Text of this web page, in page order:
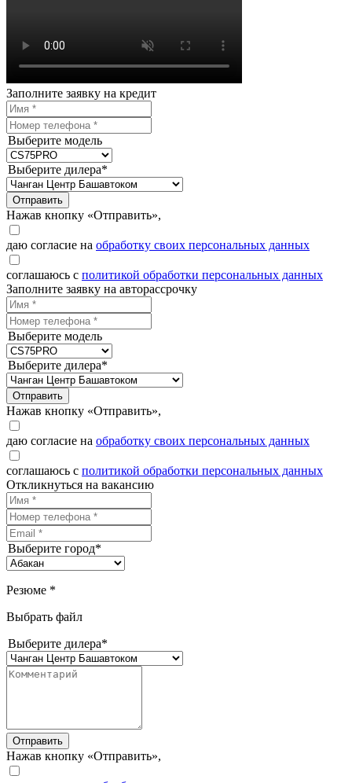
Заполните заявку на кредит
Выберите модель
Выберите дилера*
Отправить
Нажав кнопку «Отправить»,
даю согласие на обработку своих персональных данных
соглашаюсь с политикой обработки персональных данных
Заполните заявку на авторассрочку
Выберите модель
Выберите дилера*
Отправить
Нажав кнопку «Отправить»,
даю согласие на обработку своих персональных данных
соглашаюсь с политикой обработки персональных данных
Откликнуться на вакансию
Выберите город*
Резюме *
Выбрать файл
Выберите дилера*
Отправить
Нажав кнопку «Отправить»,